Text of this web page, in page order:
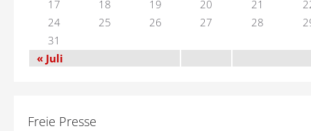
17
18 19 20 21
24
25 26 27 28
31
« Juli
Freie Presse